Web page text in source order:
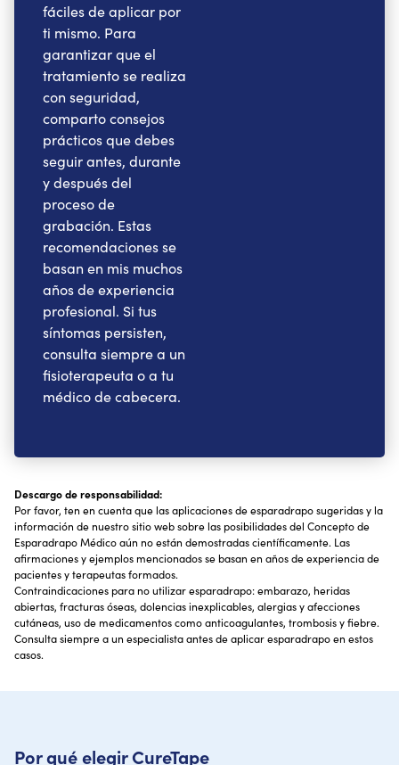
fáciles de aplicar por
ti mismo. Para
garantizar que el
tratamiento se realiza
con seguridad,
comparto consejos
prácticos que debes
seguir antes, durante
y después del
proceso de
grabación. Estas
recomendaciones se
basan en mis muchos
años de experiencia
profesional. Si tus
síntomas persisten,
consulta siempre a un
fisioterapeuta o a tu
médico de cabecera.
Descargo de responsabilidad:
Por favor, ten en cuenta que las aplicaciones de esparadrapo sugeridas y la
información de nuestro sitio web sobre las posibilidades del Concepto de
Esparadrapo Médico aún no están demostradas científicamente. Las
afirmaciones y ejemplos mencionados se basan en años de experiencia de
pacientes y terapeutas formados.
Contraindicaciones para no utilizar esparadrapo: embarazo, heridas
abiertas, fracturas óseas, dolencias inexplicables, alergias y afecciones
cutáneas, uso de medicamentos como anticoagulantes, trombosis y fiebre.
Consulta siempre a un especialista antes de aplicar esparadrapo en estos
casos.
Por qué elegir CureTape